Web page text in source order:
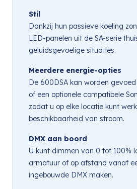
Stil
Dankzij hun passieve koeling
LED-panelen uit de SA-serie
geluidsgevoelige situaties.
Meerdere energie-opties
De 600DSA kan worden
of een optionele compatibele
zodat u op elke locatie kunt
beschikbaarheid van stroom.
DMX aan boord
U kunt dimmen van 0 tot 100%
armatuur of op afstand vanaf
ingebouwde DMX maken.